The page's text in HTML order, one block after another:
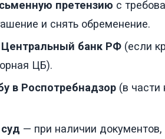
претензию с
и снять обременение.
Центральный банк РФ (если
ЦБ).
в Роспотребнадзор (в части
— при наличии